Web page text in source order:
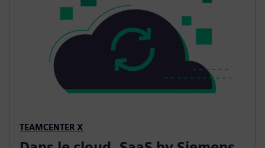
TEAMCENTER X